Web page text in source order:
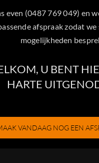
even (0487 769 049) en
afspraak zodat we
mogelijkheden
U BENT
HARTE
VANDAAG NOG EEN